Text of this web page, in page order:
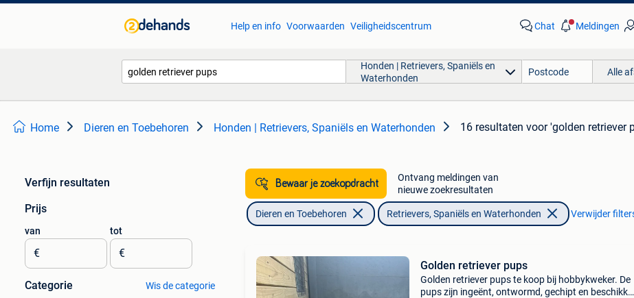
Help en info Voorwaarden Veiligheidscentrum Chat Meldingen
Honden | Retrievers, Spaniëls en
Waterhonden
Alle
Home Dieren en Toebehoren Honden | Retrievers, Spaniëls en Waterhonden 16 resultaten voor 'golden retriever
Verfijn resultaten
Prijs
van
€
tot
€
Categorie Wis de categorie
Bewaar je zoekopdracht
Ontvang meldingen van
nieuwe zoekresultaten
Dieren en Toebehoren Retrievers, Spaniëls en Waterhonden Verwijder
Golden retriever pups
Golden retriever pups te koop bij hobbykweker. De
pups zijn ingeënt, ontwormd, gechipt en beschikken